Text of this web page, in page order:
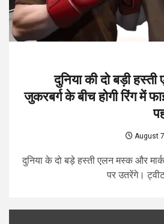
दुनिया की दो बड़ी
जुकरबर्ग के बीच होगी रिंग में
August
दुनिया के दो बड़े हस्ती एलन मस्क और
पर उतरेंगे।